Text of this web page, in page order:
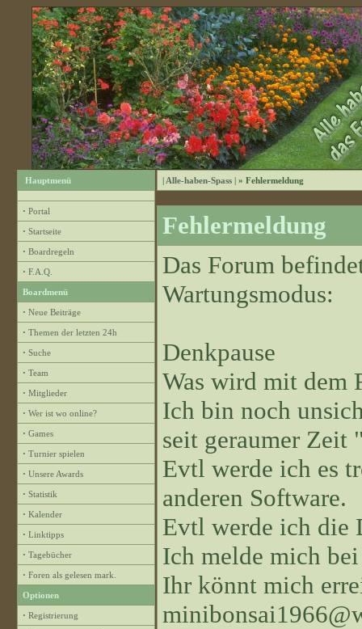
Hauptmenü
· Portal
· Startseite
· Boardregeln
· F.A.Q.
Boardmenü
· Neue Beiträge
· Themen der letzten 24h
· Suche
· Team
· Mitglieder
· Wer ist wo online?
· Games
· Turnier spielen
· Unsere Awards
· Statistik
· Kalender
· Linktipps
· Tagebücher
· Foren als gelesen mark.
Optionen
· Registrierung
| Alle-haben-Spass | » Fehlermeldung
Fehlermeldung
Das Forum
Wartungsmodus:
Denkpause
Was wird mit dem
Ich bin noch
seit geraumer Zeit
Evtl werde ich es
anderen Software.
Evtl werde ich die
Ich melde mich
Ihr könnt mich